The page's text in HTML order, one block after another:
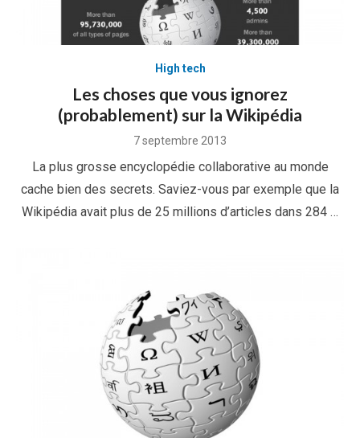
High tech
Les choses que vous ignorez
(probablement) sur la Wikipédia
Posted
7 septembre 2013
La plus grosse encyclopédie collaborative au monde
cache bien des secrets. Saviez-vous par exemple que la
Wikipédia avait plus de 25 millions d’articles dans 284 …